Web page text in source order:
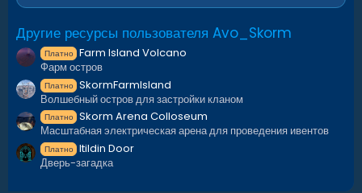
Другие ресурсы пользователя Avo_Skorm
Платно Farm Island Volcano
Фарм остров
Платно SkormFarmIsland
Волшебный остров для застройки кланом
Платно Skorm Arena Colloseum
Масштабная электрическая арена для проведения ивентов
Платно Itildin Door
Дверь-загадка